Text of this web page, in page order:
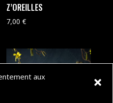
aux
Z’OREILLES
7,00€